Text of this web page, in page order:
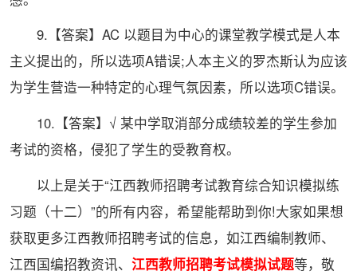
9.【答案】AC 以题目为中心的课堂教学模式是人本
主义提出的，所以选项A错误;人本主义的罗杰斯认为应该
为学生营造一种特定的心理气氛因素，所以选项C错误。
10.【答案】√ 某中学取消部分成绩较差的学生参加
考试的资格，侵犯了学生的受教育权。
以上是关于“江西教师招聘考试教育综合知识模拟练
习题（十二）”的所有内容，希望能帮助到你!大家如果想
获取更多江西教师招聘考试的信息，如江西编制教师、
江西国编招教资讯、 江西教师招聘考试模拟试题等，敬